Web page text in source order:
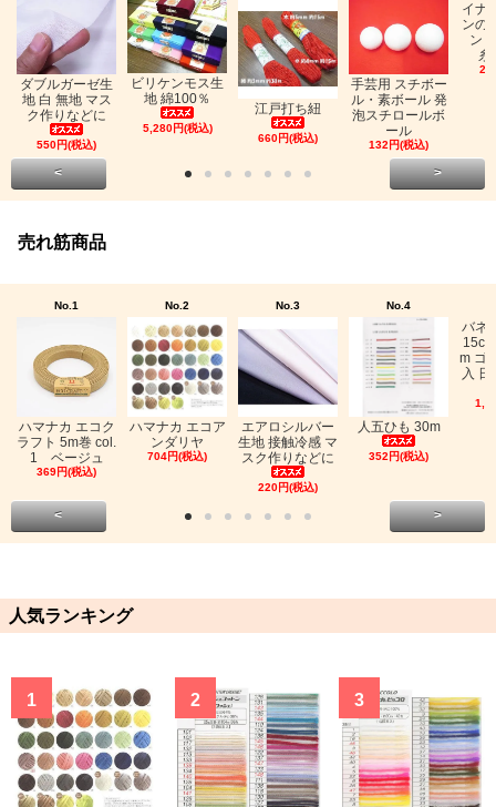
ダブルガーゼ生
地 白 無地 マス
ク作りなどに
550円(税込)
ビリケンモス生
地 綿100％
5,280円(税込)
江戸打ち紐
660円(税込)
手芸用 スチボー
ル・素ボール 発
泡スチロールボ
ール
132円(税込)
イナ
ンの
ン
糸
< >
売れ筋商品
No.1
ハマナカ エコク
ラフト 5m巻 col.
1 ベージュ
369円(税込)
No.2
ハマナカ エコア
ンダリヤ
704円(税込)
No.3
エアロシルバー
生地 接触冷感 マ
スク作りなどに
220円(税込)
No.4
人五ひも 30m
352円(税込)
バネ
m ゴ
入
< >
人気ランキング
1 2 3